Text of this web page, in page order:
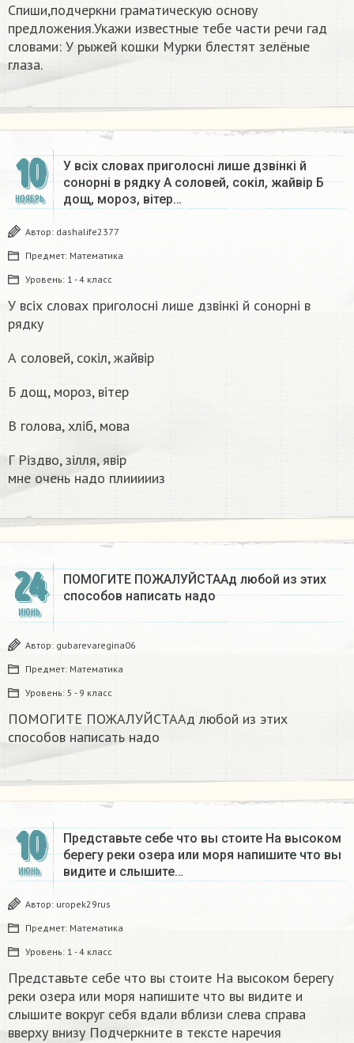
Спиши,подчеркни граматическую основу
предложения.Укажи известные тебе части речи гад
словами: У рыжей кошки Мурки блестят зелёные
глаза.
10
НОЯБРЬ
У всіх словах приголосні лише дзвінкі й
сонорні в рядку А соловей, сокіл, жайвір Б
дощ, мороз, вітер…
Автор: dashalife2377
Предмет: Математика
Уровень: 1 - 4 класс
У всіх словах приголосні лише дзвінкі й сонорні в
рядку
А соловей, сокіл, жайвір
Б дощ, мороз, вітер
В голова, хліб, мова
Г Різдво, зілля, явір
мне очень надо плиииииз
24
ИЮНЬ
ПОМОГИТЕ ПОЖАЛУЙСТААд любой из этих
способов написать надо
Автор: gubarevaregina06
Предмет: Математика
Уровень: 5 - 9 класс
ПОМОГИТЕ ПОЖАЛУЙСТААд любой из этих
способов написать надо
10
ИЮНЬ
Представьте себе что вы стоите На высоком
берегу реки озера или моря напишите что вы
видите и слышите…
Автор: uropek29rus
Предмет: Математика
Уровень: 1 - 4 класс
Представьте себе что вы стоите На высоком берегу
реки озера или моря напишите что вы видите и
слышите вокруг себя вдали вблизи слева справа
вверху внизу Подчеркните в тексте наречия​